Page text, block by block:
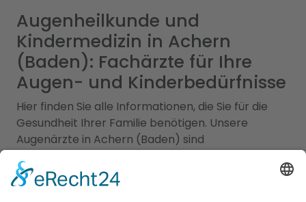
Augenheilkunde und
Kindermedizin in Achern
(Baden): Fachärzte für Ihre
Augen- und Kinderbedürfnisse
Hier finden Sie alle Informationen, die Sie für die
Gesundheit Ihrer Familie benötigen. Unsere
Augenärzte in Achern (Baden) sind
Diagnose, Behandlung und Pflege von
Augenerkrankungen spezialisiert haben. Von